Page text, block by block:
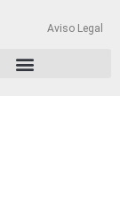
Aviso Legal